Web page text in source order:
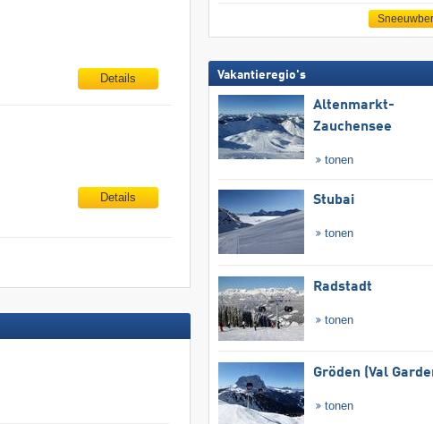
Details
Details
Vakantieregio's
Altenmarkt-
Zauchensee
tonen
Stubai
tonen
Radstadt
tonen
Gröden (Val
tonen